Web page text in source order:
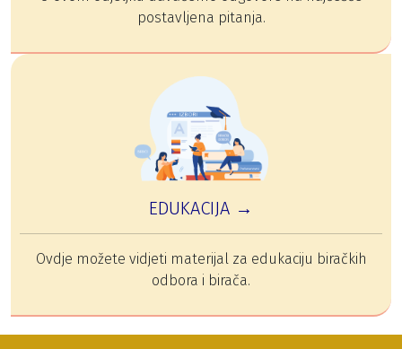
postavljena pitanja.
EDUKACIJA →
Ovdje možete vidjeti materijal za edukaciju biračkih
odbora i birača.